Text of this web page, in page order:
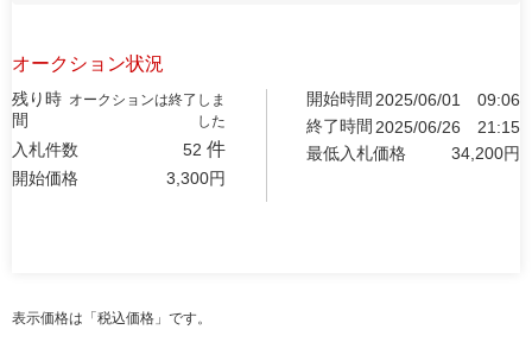
オークション状況
残り時
間
オークションは終了しま
した
入札件数 52 件
開始価格 3,300円
開始時間 2025/06/01
09:06
終了時間 2025/06/26
21:15
最低入札価格
34,200円
表示価格は「税込価格」です。